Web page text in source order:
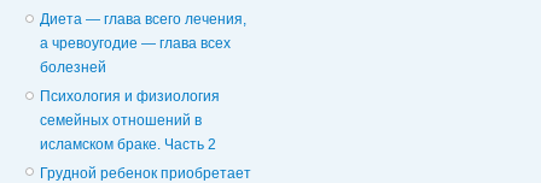
Диета — глава всего лечения,
а чревоугодие — глава всех
болезней
Психология и физиология
семейных отношений в
исламском браке. Часть 2
Грудной ребенок приобретает